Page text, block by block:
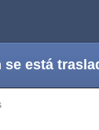
está